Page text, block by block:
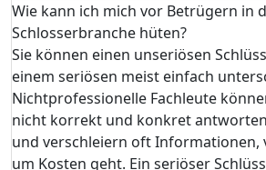
Wie kann ich mich vor Betrügern in
Schlosserbranche hüten?
Sie können einen unseriösen
einem seriösen meist einfach
Nichtprofessionelle Fachleute
nicht korrekt und konkret
und verschleiern oft Informationen,
um Kosten geht. Ein seriöser